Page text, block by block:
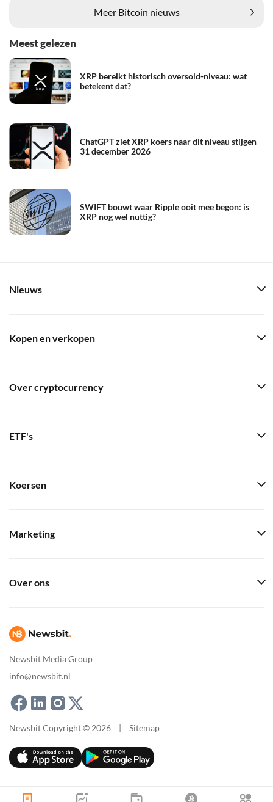
Meer Bitcoin nieuws
Meest gelezen
XRP bereikt historisch oversold-niveau: wat
betekent dat?
ChatGPT ziet XRP koers naar dit niveau stijgen
31 december 2026
SWIFT bouwt waar Ripple ooit mee begon: is
XRP nog wel nuttig?
Newsbit Media Group
info@newsbit.nl
Nieuws
Kopen en verkopen
Over cryptocurrency
ETF's
Koersen
Marketing
Over ons
Newsbit Copyright © 2026 | Sitemap